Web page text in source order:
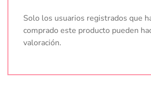
Solo los usuarios registrados que
comprado este producto pueden
valoración.